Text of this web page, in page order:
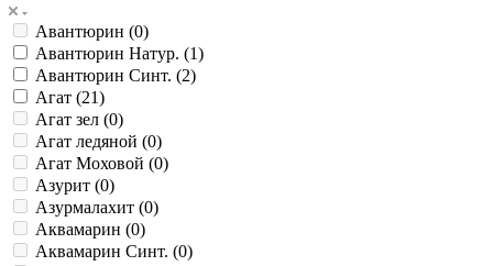
Авантюрин (0)
Авантюрин Натур. (1)
Авантюрин Синт. (2)
Агат (21)
Агат зел (0)
Агат ледяной (0)
Агат Моховой (0)
Азурит (0)
Азурмалахит (0)
Аквамарин (0)
Аквамарин Синт. (0)